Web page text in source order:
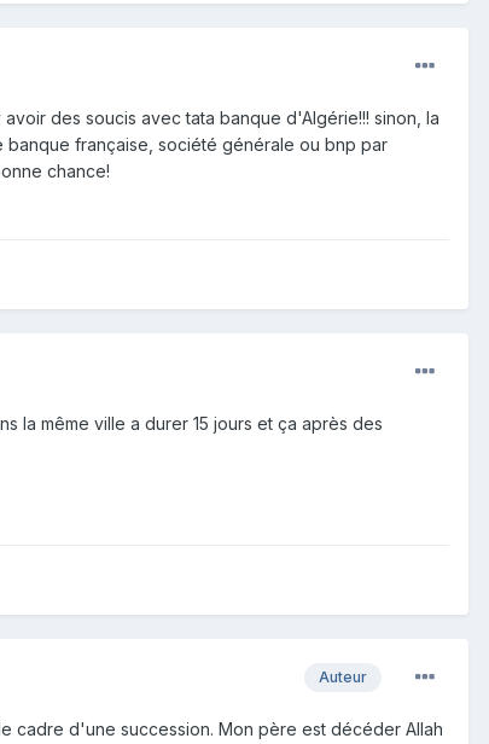
des soucis avec tata banque d'Algérie!!! sinon, la
française, société générale ou bnp par
chance!
la même ville a durer 15 jours et ça après des
Auteur
cadre d'une succession. Mon père est décéder Allah